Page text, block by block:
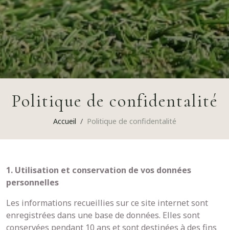
Politique de confidentalité
Accueil Politique de confidentalité
1. Utilisation et conservation de vos données
personnelles
Les informations recueillies sur ce site internet sont
enregistrées dans une base de données. Elles sont
conservées pendant 10 ans et sont destinées à des fins